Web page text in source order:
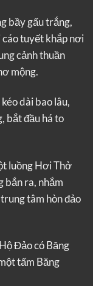
bầy gấu trắng,
tuyết khắp nơi
cảnh thuần
mộng.
dài bao lâu,
bắt đầu há to
luồng Hơi Thở
bắn ra, nhắm
tâm hòn đảo
Đảo có Băng
tấm Băng